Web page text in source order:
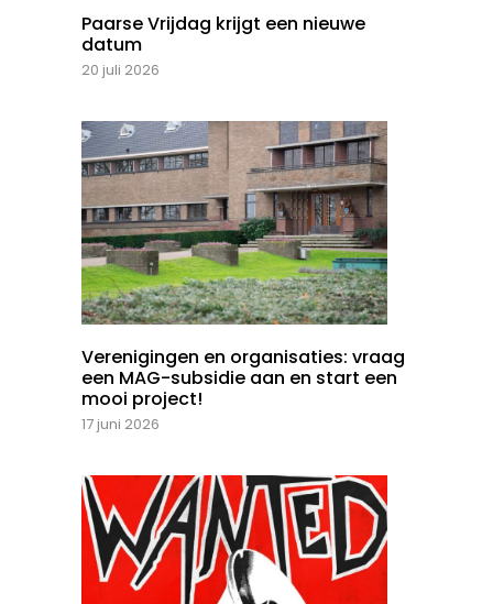
Paarse Vrijdag krijgt een nieuwe
datum
20 juli 2026
Verenigingen en organisaties: vraag
een MAG-subsidie aan en start een
mooi project!
17 juni 2026